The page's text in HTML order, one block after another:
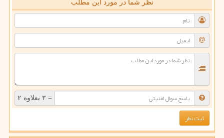
نظر شما در مورد این مطلب
= ۳ بعلاوه ۲